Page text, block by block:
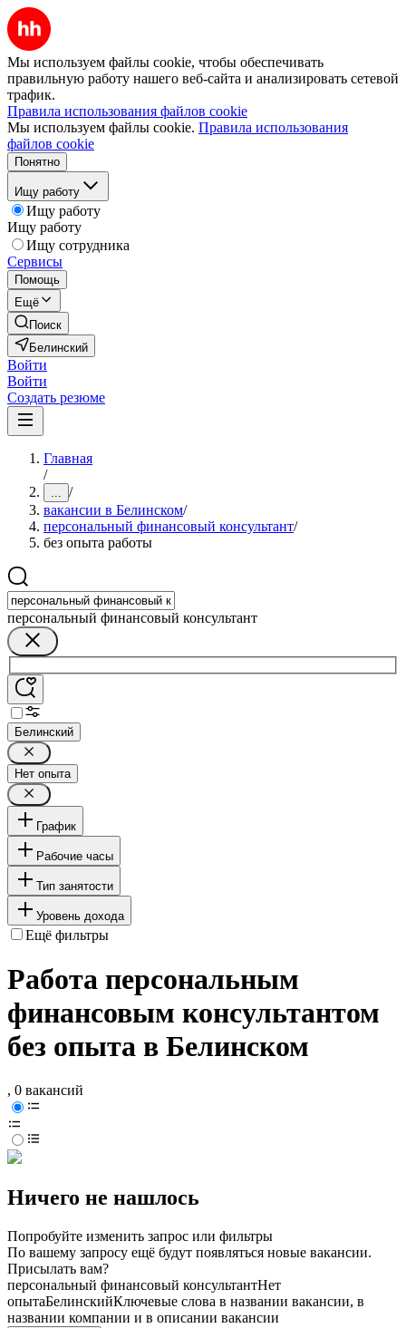
Мы используем файлы cookie, чтобы обеспечивать
правильную работу нашего веб-сайта и анализировать сетевой
трафик.
Правила использования файлов cookie
Мы используем файлы cookie. Правила использования
файлов cookie
Понятно
Ищу работу
Ищу работу
Ищу работу
Ищу сотрудника
Сервисы
Помощь
Ещё
Поиск
Белинский
Войти
Войти
Создать резюме
Главная
/
... /
вакансии в Белинском/
персональный финансовый консультант/
без опыта работы
персональный финансовый консультант
Белинский
Нет опыта
График
Рабочие часы
Тип занятости
Уровень дохода
Ещё фильтры
Работа персональным
финансовым консультантом
без опыта в Белинском
, 0 вакансий
Ничего не нашлось
Попробуйте изменить запрос или фильтры
По вашему запросу ещё будут появляться новые вакансии.
Присылать вам?
персональный финансовый консультантНет
опытаБелинскийКлючевые слова в названии вакансии, в
названии компании и в описании вакансии